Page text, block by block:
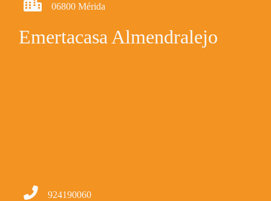
06800 Mérida
Emertacasa Almendralejo
924190060